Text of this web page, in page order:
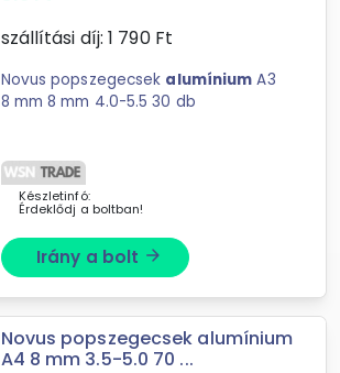
szállítási díj: 1 790Ft
Novus popszegecsek alumínium A3
8 mm 8 mm 4.0-5.5 30 db
Készletinfó:
Érdeklődj a boltban!
Irány a bolt arrow_forward
Novus popszegecsek alumínium
A4 8 mm 3.5-5.0 70 ...